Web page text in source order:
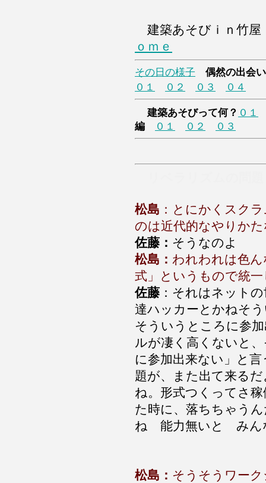
建築あそびｉｎ竹
ｏｍｅ
その日の様子
偶然の出会い
０１
０２ ０３ ０４
建築あそびって何？ ０１
編
０１ ０２ ０３
松島 ：とにかくスク
のは近代的なやりか
佐藤： そうなのよ
松島： われわれは色
式」というもので統
佐藤 ：それはネット
達ハッカーとかねそ
そういうところに参
ルが凄く高くないと
に参加出来ない」と言
題が、また出て来るだ
ね。形式つくってさ稼
た時に、落ちちゃう
ね 能力無いと みん
松島： そうそうワー